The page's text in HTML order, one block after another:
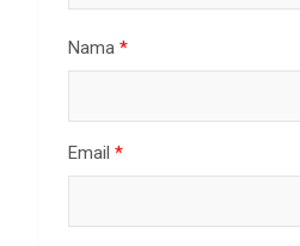
Nama *
Email *